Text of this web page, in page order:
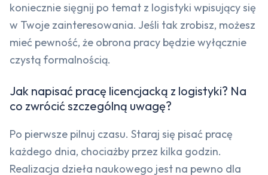
koniecznie sięgnij po temat z logistyki wpisujący się
w Twoje zainteresowania. Jeśli tak zrobisz, możesz
mieć pewność, że obrona pracy będzie wyłącznie
czystą formalnością.
Jak napisać pracę licencjacką z logistyki? Na
co zwrócić szczególną uwagę?
Po pierwsze pilnuj czasu. Staraj się pisać pracę
każdego dnia, chociażby przez kilka godzin.
Realizacja dzieła naukowego jest na pewno dla